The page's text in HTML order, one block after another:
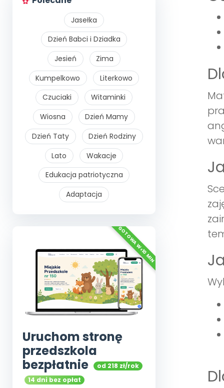
Jasełka
Dzień Babci i Dziadka
Jesień
Zima
Kumpelkowo
Literkowo
Czuciaki
Witaminki
Wiosna
Dzień Mamy
Dzień Taty
Dzień Rodziny
Lato
Wakacje
Edukacja patriotyczna
Adaptacja
Uruchom stronę
przedszkola
bezpłatnie
od 218 zł/rok
14 dni bez opłat